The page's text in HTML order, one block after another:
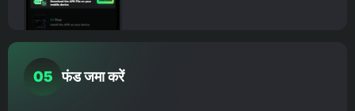
05 फंड जमा करें